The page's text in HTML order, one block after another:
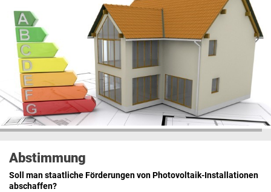
Abstimmung
Soll man staatliche Förderungen von Photovoltaik-Installationen
abschaffen?